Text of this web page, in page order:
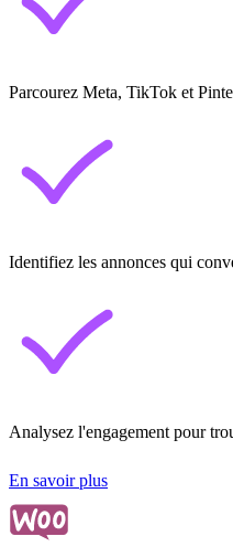
Parcourez Meta, TikTok et
Identifiez les annonces qui
Analysez l'engagement pour
En savoir plus